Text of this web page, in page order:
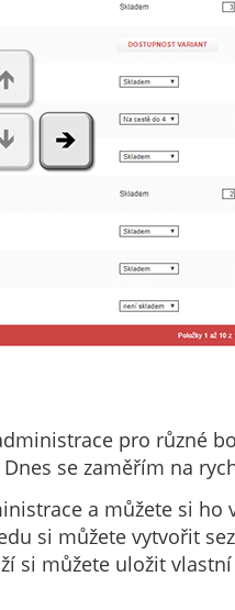
pro různé
se zaměřím na
a můžete si ho
si můžete vytvořit
si můžete uložit